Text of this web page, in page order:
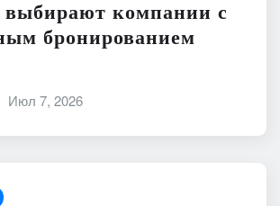
компании с
бронированием
Июл 7, 2026